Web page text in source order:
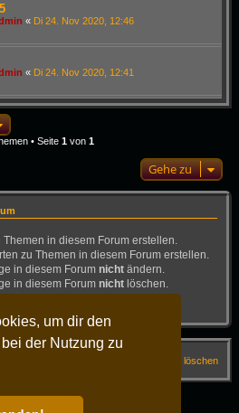
um dir den
der Nutzung zu
« Di 24. Nov 2020, 12:46
« Di 24. Nov 2020, 12:41
• Seite 1 von 1
Gehe zu
Themen in diesem Forum erstellen.
zu Themen in diesem Forum erstellen.
in diesem Forum nicht ändern.
in diesem Forum nicht löschen.
Alle Cookies löschen
sindUTC+02:00
® Forum Software © phpBB Limited